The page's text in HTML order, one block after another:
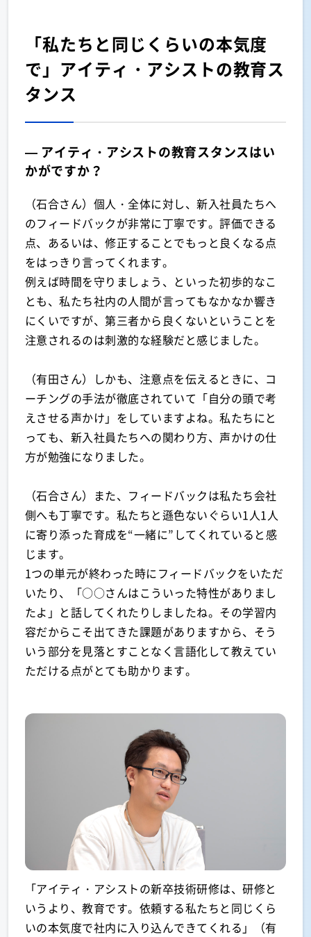
「私たちと同じくらいの本気度
で」アイティ・アシストの教育ス
タンス
— アイティ・アシストの教育スタンスはい
かがですか？
（石合さん）個人・全体に対し、新入社員たちへ
のフィードバックが非常に丁寧です。評価できる
点、あるいは、修正することでもっと良くなる点
をはっきり言ってくれます。
例えば時間を守りましょう、といった初歩的なこ
とも、私たち社内の人間が言ってもなかなか響き
にくいですが、第三者から良くないということを
注意されるのは刺激的な経験だと感じました。
（有田さん）しかも、注意点を伝えるときに、コ
ーチングの手法が徹底されていて「自分の頭で考
えさせる声かけ」をしていますよね。私たちにと
っても、新入社員たちへの関わり方、声かけの仕
方が勉強になりました。
（石合さん）また、フィードバックは私たち会社
側へも丁寧です。私たちと遜色ないぐらい1人1人
に寄り添った育成を“一緒に”してくれていると感
じます。
1つの単元が終わった時にフィードバックをいただ
いたり、「○○さんはこういった特性がありまし
たよ」と話してくれたりしましたね。その学習内
容だからこそ出てきた課題がありますから、そう
いう部分を見落とすことなく言語化して教えてい
ただける点がとても助かります。
「アイティ・アシストの新卒技術研修は、研修と
いうより、教育です。依頼する私たちと同じくら
いの本気度で社内に入り込んできてくれる」（有